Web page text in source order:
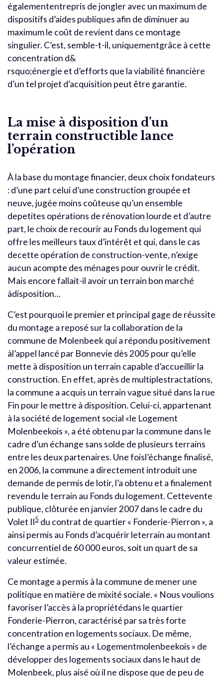
égalemententrepris de jongler avec un maximum de
dispositifs d’aides publiques afin de diminuer au
maximum le coût de revient dans ce montage
singulier. C’est, semble-t-il, uniquementgrâce à cette
concentration d&
rsquo;énergie et d’efforts que la viabilité financière
d’un tel projet d’acquisition peut être garantie.
La mise à disposition d’un
terrain constructible lance
l’opération
À la base du montage financier, deux choix fondateurs
: d’une part celui d’une construction groupée et
neuve, jugée moins coûteuse qu’un ensemble
depetites opérations de rénovation lourde et d’autre
part, le choix de recourir au Fonds du logement qui
offre les meilleurs taux d’intérêt et qui, dans le cas
decette opération de construction-vente, n’exige
aucun acompte des ménages pour ouvrir le crédit.
Mais encore fallait-il avoir un terrain bon marché
àdisposition…
C’est pourquoi le premier et principal gage de réussite
du montage a reposé sur la collaboration de la
commune de Molenbeek qui a répondu positivement
àl’appel lancé par Bonnevie dès 2005 pour qu’elle
mette à disposition un terrain capable d’accueillir la
construction. En effet, après de multiplestractations,
la commune a acquis un terrain vague situé dans la rue
Fin pour le mettre à disposition. Celui-ci, appartenant
à la société de logement social «le Logement
Molenbeekois », a été obtenu par la commune dans le
cadre d’un échange sans solde de plusieurs terrains
entre les deux partenaires. Une foisl’échange finalisé,
en 2006, la commune a directement introduit une
demande de permis de lotir, l’a obtenu et a finalement
revendu le terrain au Fonds du logement. Cettevente
publique, clôturée en janvier 2007 dans le cadre du
Volet II5 du contrat de quartier « Fonderie-Pierron », a
ainsi permis au Fonds d’acquérir leterrain au montant
concurrentiel de 60 000 euros, soit un quart de sa
valeur estimée.
Ce montage a permis à la commune de mener une
politique en matière de mixité sociale. « Nous voulions
favoriser l’accès à la propriétédans le quartier
Fonderie-Pierron, caractérisé par sa très forte
concentration en logements sociaux. De même,
l’échange a permis au « Logementmolenbeekois » de
développer des logements sociaux dans le haut de
Molenbeek, plus aisé où il ne dispose que de peu de